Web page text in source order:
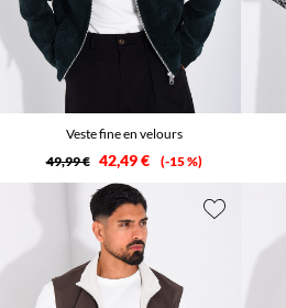
Veste fine en velours
49,99 € 42,49 € -15 %